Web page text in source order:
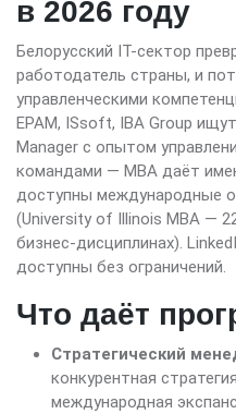
в 2026 году
Белорусский IT-сектор
работодатель страны, и
управленческими
EPAM, ISsoft, IBA Group
Manager с опытом
командами — MBA даёт
доступны международные
(University of Illinois MBA —
бизнес-дисциплинах).
доступны без ограничений.
Что даёт
Стратегический
конкурентная
международная